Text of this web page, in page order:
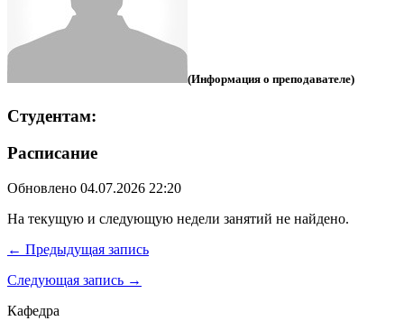
(Информация о преподавателе)
Студентам:
Расписание
Обновлено 04.07.2026 22:20
На текущую и следующую недели занятий не найдено.
← Предыдущая запись
Следующая запись →
Кафедра